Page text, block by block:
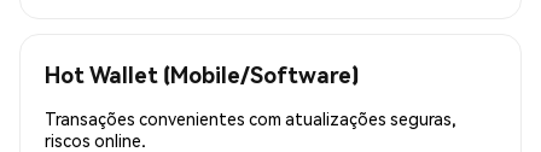
Hot Wallet (Mobile/Software)
Transações convenientes com atualizações seguras,
riscos online.